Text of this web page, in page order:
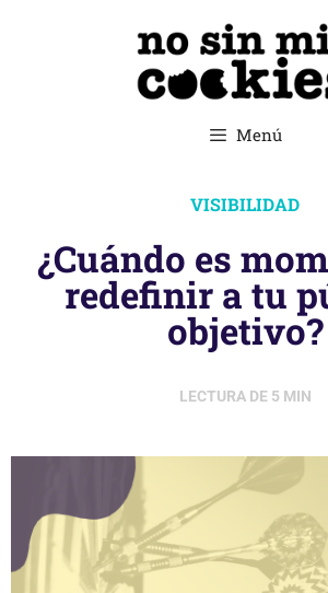
Menú
VISIBILIDAD
¿Cuándo es
redefinir a tu
objetivo?
LECTURA DE 5 MIN